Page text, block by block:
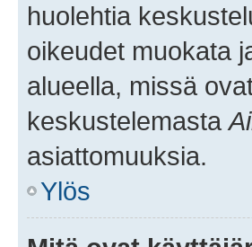
huolehtia
oikeudet muokata
alueella, missä
keskustelemasta
asiattomuuksia.
Ylös